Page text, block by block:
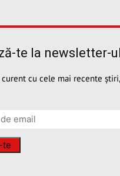
te la newsletter-
curent cu cele mai recente
te